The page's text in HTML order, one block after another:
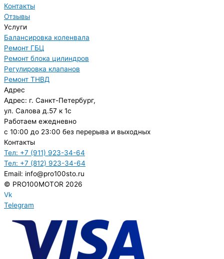
Контакты
Отзывы
Услуги
Балансировка коленвала
Ремонт ГБЦ
Ремонт блока цилиндров
Регулировка клапанов
Ремонт ТНВД
Адрес
Адрес: г. Санкт-Петербург,
ул. Салова д.57 к 1с
Работаем ежедневно
с 10:00 до 23:00 без перерыва и выходных
Контакты
Тел: +7 (911) 923-34-64
Тел: +7 (812) 923-34-64
Email: info@pro100sto.ru
© PRO100MOTOR 2026
Vk
Telegram